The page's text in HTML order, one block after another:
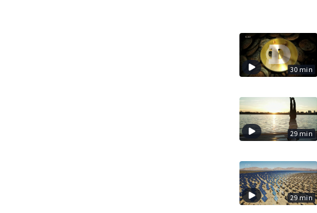
30 min
29 min
29 min